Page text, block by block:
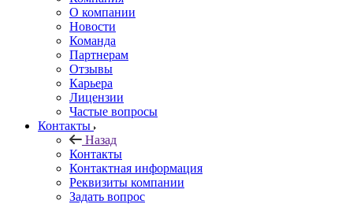
О компании
Новости
Команда
Партнерам
Отзывы
Карьера
Лицензии
Частые вопросы
Контакты
Назад
Контакты
Контактная информация
Реквизиты компании
Задать вопрос